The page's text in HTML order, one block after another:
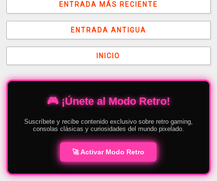
ENTRADA MÁS RECIENTE
ENTRADA ANTIGUA
INICIO
🎮 ¡Únete al Modo Retro!
Suscríbete y recibe contenido exclusivo sobre retro gaming,
consolas clásicas y curiosidades del mundo pixelado.
🚀 Activar Modo Retro